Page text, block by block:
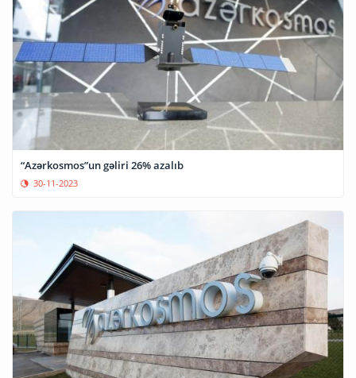
“Azərkosmos”un gəliri 26% azalıb
30-11-2023